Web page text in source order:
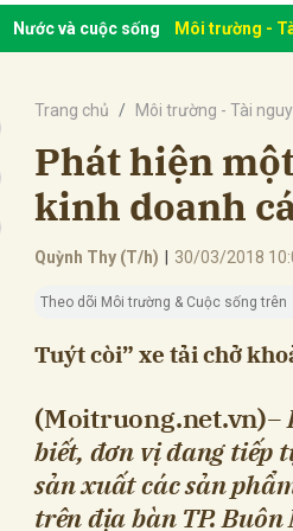
Nước và cuộc sống Môi trường -
Trang chủ Môi trường - Tài
Phát hiện
kinh doanh
Quỳnh Thy (T/h) 30/03/2018
Theo dõi Môi trường & Cuộc sống trên
Tuýt còi” xe tải chở
(Moitruong.net.vn)–
biết, đơn vị đang tiếp
sản xuất các sản
trên địa bàn TP. Buôn